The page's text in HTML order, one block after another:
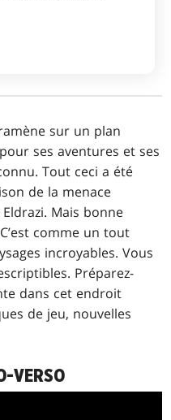
sur un plan
ses aventures et ses
Tout ceci a été
de la menace
Mais bonne
comme un tout
incroyables. Vous
Préparez-
dans cet endroit
de jeu, nouvelles
VERSO